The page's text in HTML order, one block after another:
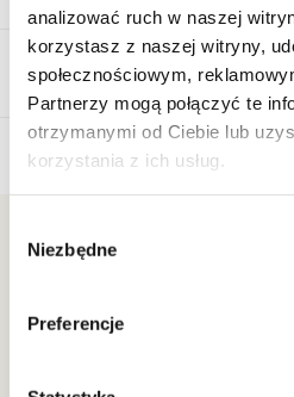
analizować ruch w naszej
korzystasz z naszej witryny,
społecznościowym,
Partnerzy mogą połączyć te
otrzymanymi od Ciebie lub
korzystania z ich usług.
zgody
Niezbędne
Preferencje
Surowiec: mosiądz.
Kolor surowca: czarny.
Kolor kryształków: czarne.
Rozmiar: 16,50 cm + 3 cm
Szerokość bransoletki: 0,20 cm.
Zobacz inne produkty z kolekcji
Opinie
Bądź pierwszą osobą, która
Powiadomienie
Newsletter